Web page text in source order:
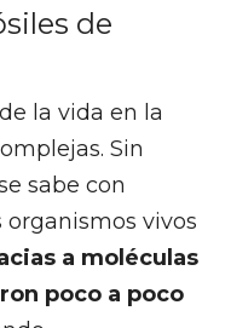
de
la vida en la
Sin
sabe con
vivos
a moléculas
poco a poco